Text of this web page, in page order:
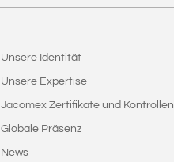
Unsere Identität
Unsere Expertise
Jacomex Zertifikate und Kontrollen
Globale Präsenz
News